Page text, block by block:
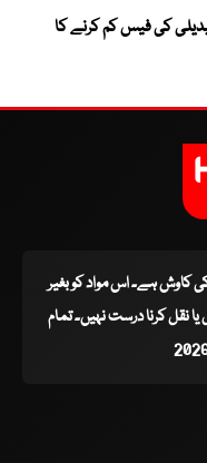
کی فیس کم کرنے کا
کی کاوش ہے۔ اس مواد کو بغیر
کرنا درست نہیں۔ تمام